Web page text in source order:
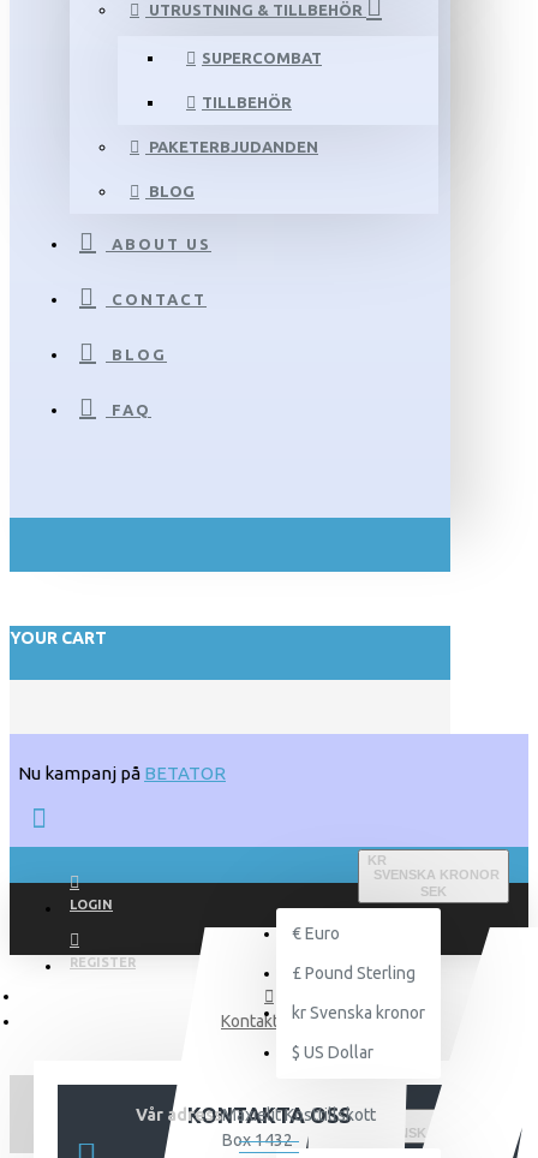
UTRUSTNING & TILLBEHÖR
SUPERCOMBAT
TILLBEHÖR
PAKETERBJUDANDEN
BLOG
ABOUT US
CONTACT
BLOG
FAQ
YOUR CART
Nu kampanj på BETATOR
LOGIN
REGISTER
KR
SVENSKA KRONOR
SEK
€ Euro
£ Pound Sterling
kr Svenska kronor
$ US Dollar
SVENSKA
Kontakta oss
KONTAKTA OSS
Vår adressMaxielit Kosttillskott
Box 1432